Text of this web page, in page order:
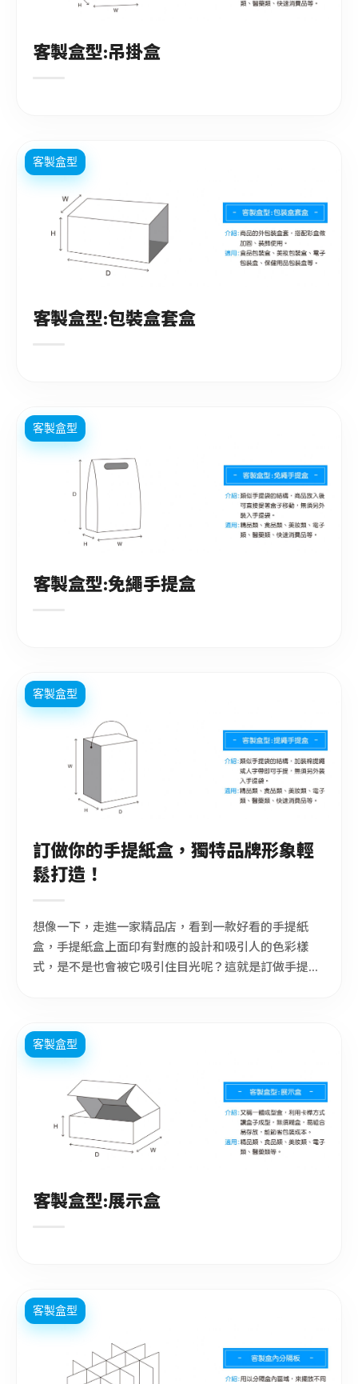
客製盒型:吊掛盒
客製盒型
客製盒型:包裝盒套盒
客製盒型
客製盒型:免繩手提盒
客製盒型
訂做你的手提紙盒，獨特品牌形象輕
鬆打造！
想像一下，走進一家精品店，看到一款好看的手提紙
盒，手提紙盒上面印有對應的設計和吸引人的色彩樣
式，是不是也會被它吸引住目光呢？這就是訂做手提紙
和訂做紙盒，讓你的產品更能提升一個檔次。
客製盒型
客製盒型:展示盒
客製盒型